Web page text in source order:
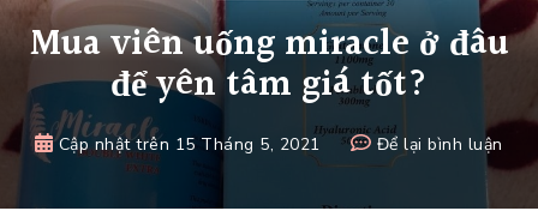
Mua viên uống miracle ở đâu
để yên tâm giá tốt?
Cập nhật trên 15 Tháng 5, 2021 Để lại bình luận
Mua
viên